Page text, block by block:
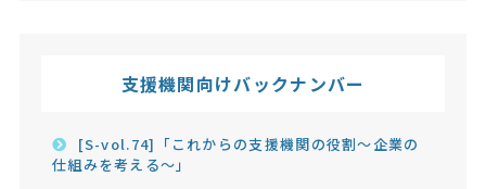
支援機関向けバックナンバー
[S-vol.74]「これからの支援機関の役割～企業の
仕組みを考える～」